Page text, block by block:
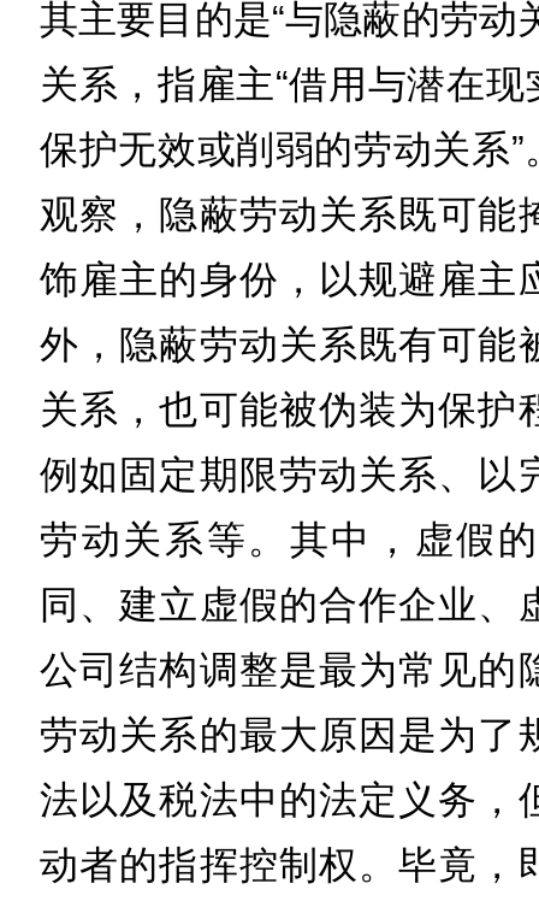
其主要目的是“与隐蔽的劳动
关系，指雇主“借用与潜在
保护无效或削弱的劳动关系
观察，隐蔽劳动关系既可能
饰雇主的身份，以规避雇主
外，隐蔽劳动关系既有可能
关系，也可能被伪装为保护
例如固定期限劳动关系、以
劳动关系等。其中，虚假
同、建立虚假的合作企业
公司结构调整是最为常见的
劳动关系的最大原因是为了
法以及税法中的法定义务，
动者的指挥控制权。毕竟，